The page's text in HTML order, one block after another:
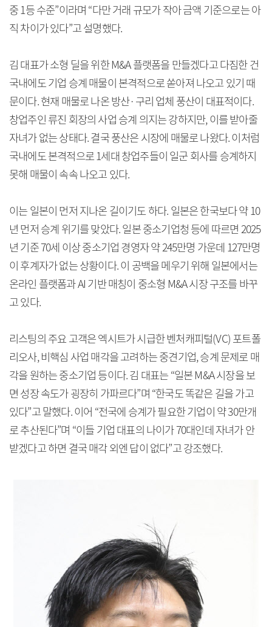
중 1등 수준”이라며 “다만 거래 규모가 작아 금액 기준으로는 아
직 차이가 있다”고 설명했다.
김 대표가 소형 딜을 위한 M&A 플랫폼을 만들겠다고 다짐한 건
국내에도 기업 승계 매물이 본격적으로 쏟아져 나오고 있기 때
문이다. 현재 매물로 나온 방산·구리 업체 풍산이 대표적이다.
창업주인 류진 회장의 사업 승계 의지는 강하지만, 이를 받아줄
자녀가 없는 상태다. 결국 풍산은 시장에 매물로 나왔다. 이처럼
국내에도 본격적으로 1세대 창업주들이 일군 회사를 승계하지
못해 매물이 속속 나오고 있다.
이는 일본이 먼저 지나온 길이기도 하다. 일본은 한국보다 약 10
년 먼저 승계 위기를 맞았다. 일본 중소기업청 등에 따르면 2025
년 기준 70세 이상 중소기업 경영자 약 245만명 가운데 127만명
이 후계자가 없는 상황이다. 이 공백을 메우기 위해 일본에서는
온라인 플랫폼과 AI 기반 매칭이 중소형 M&A 시장 구조를 바꾸
고 있다.
리스팅의 주요 고객은 엑시트가 시급한 벤처캐피털(VC) 포트폴
리오사, 비핵심 사업 매각을 고려하는 중견기업, 승계 문제로 매
각을 원하는 중소기업 등이다. 김 대표는 “일본 M&A 시장을 보
면 성장 속도가 굉장히 가파르다”며 “한국도 똑같은 길을 가고
있다”고 말했다. 이어 “전국에 승계가 필요한 기업이 약 30만개
로 추산된다”며 “이들 기업 대표의 나이가 70대인데 자녀가 안
받겠다고 하면 결국 매각 외엔 답이 없다”고 강조했다.